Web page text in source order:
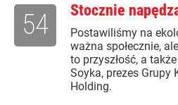
Stocznie
Postawiliśmy na
ważna społecznie,
to przyszłość, a
Soyka, prezes Grupy
Holding.
54